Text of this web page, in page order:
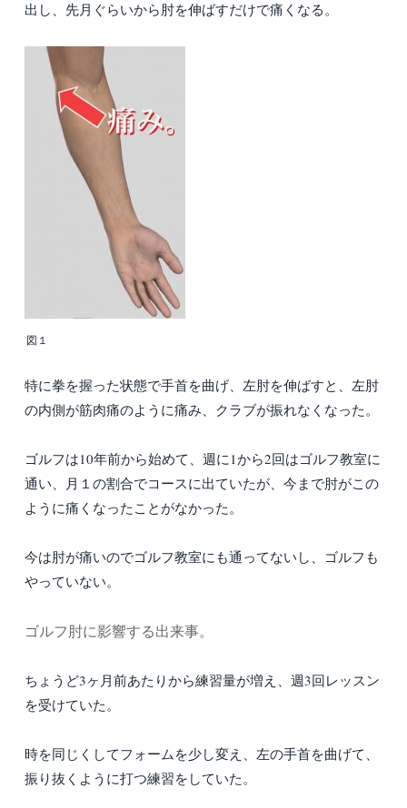
出し、先月ぐらいから肘を伸ばすだけで痛くなる。
図１
特に拳を握った状態で手首を曲げ、左肘を伸ばすと、左肘
の内側が筋肉痛のように痛み、クラブが振れなくなった。
ゴルフは10年前から始めて、週に1から2回はゴルフ教室に
通い、月１の割合でコースに出ていたが、今まで肘がこの
ように痛くなったことがなかった。
今は肘が痛いのでゴルフ教室にも通ってないし、ゴルフも
やっていない。
ゴルフ肘に影響する出来事。
ちょうど3ヶ月前あたりから練習量が増え、週3回レッスン
を受けていた。
時を同じくしてフォームを少し変え、左の手首を曲げて、
振り抜くように打つ練習をしていた。